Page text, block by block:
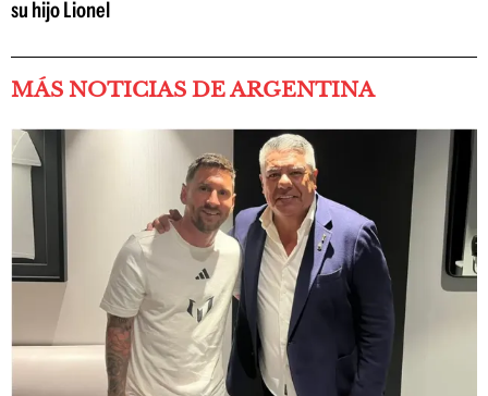
su hijo Lionel
MÁS NOTICIAS DE ARGENTINA